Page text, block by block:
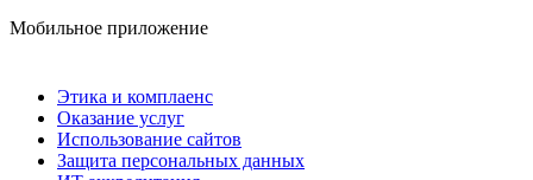
Мобильное приложение
Этика и комплаенс
Оказание услуг
Использование сайтов
Защита персональных данных